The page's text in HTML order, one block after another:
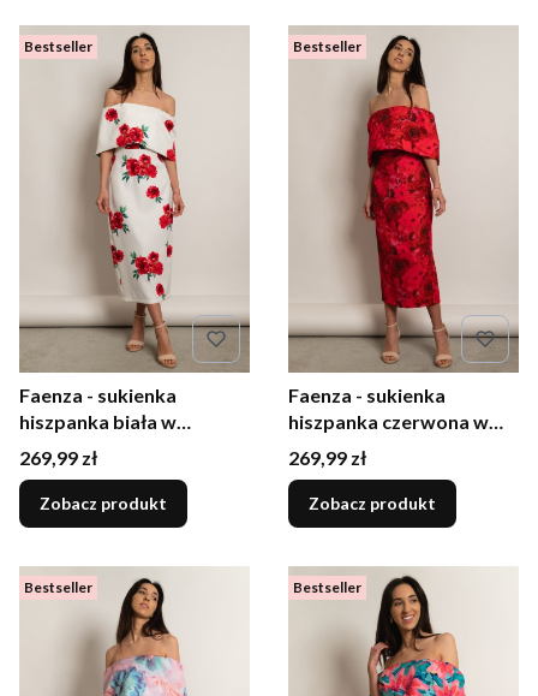
Bestseller
Faenza - sukienka
hiszpanka biała w
czerwone kwiaty
Cena
269,99 zł
Zobacz produkt
Bestseller
Faenza - sukienka
hiszpanka czerwona w
kwiaty
Cena
269,99 zł
Zobacz produkt
Bestseller Bestseller